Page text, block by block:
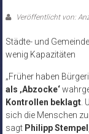
Veröffentlicht von:
Städte- und
wenig Kapazitäten
„Früher haben
als ‚Abzocke‘
Kontrollen beklagt.
sich die Menschen
sagt Philipp Stempel